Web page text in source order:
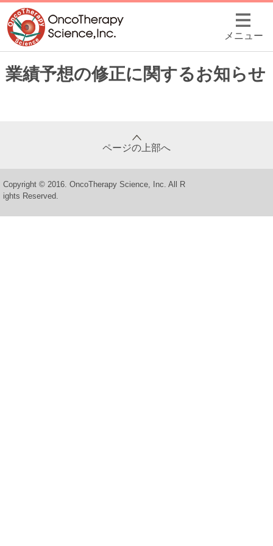
メニュー
業績予想の修正に関するお知らせ
ページの上部へ
Copyright © 2016. OncoTherapy Science, Inc. All R
ights Reserved.